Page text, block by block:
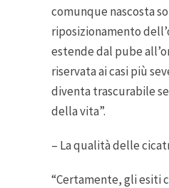
comunque nascosta
riposizionamento
estende dal pube
riservata ai casi più
diventa trascurabile
della vita”.
– La qualità delle
“Certamente, gli esiti